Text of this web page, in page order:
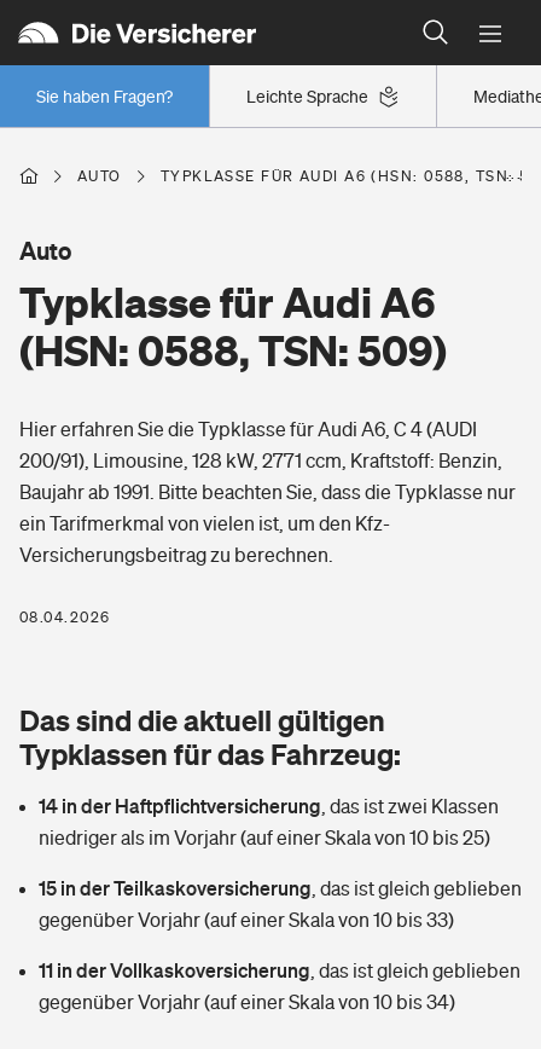
Leichte Sprache
Sie haben Fragen?
Wer versichert was: Jetzt Versicherer finden
Regionalklassen: So ist Ihre Region eingestuft
Wer versichert was: Jetzt Versicherer finden
Berufsunfähigkeitsversicherung
Erwerbsunfähigkeitsversicherung
Grundfähigkeitsversicherung
Arbeitsrechtsschutz
Berufshaftpflichtversicherung
Zur Übersicht
Tools
Wer versichert was: Jetzt Versicherer finden
Sie haben Fragen?
Wohnen
Glasversicherung
Mietkautionsversicherung
Restkreditversicherung
Zur Übersicht
Freizeit
Pri­vate Haft­pflicht­
Kinderunfall­ver­si­che­rung
Kinderinvalidität
Reiseversicherung
Pferdehalter-Haftpflicht
Gesundheit
Private Krankenversicherung
Dread-Disease-Versicherung
Tierkrankenversicherung
AUTO TYPKLASSE FÜR AUDI A6 (HSN: 0588, TSN:
Typklasse für Audi A6
(HSN: 0588, TSN: 509)
Auto
Hier erfahren Sie die Typklasse für Audi A6, C 4 (AUDI
200/91), Limousine, 128 kW, 2771 ccm, Kraftstoff: Benzin,
Baujahr ab 1991. Bitte beachten Sie, dass die Typklasse nur
ein Tarifmerkmal von vielen ist, um den Kfz-
Versicherungsbeitrag zu berechnen.
08.04.2026
Das sind die aktuell gültigen
Typklassen für das Fahrzeug:
14 in der Haftpflichtversicherung das ist zwei Klassen
niedriger als im Vorjahr (auf einer Skala von 10 bis 25)
15 in der Teilkaskoversicherung das ist gleich geblieben
gegenüber Vorjahr (auf einer Skala von 10 bis 33)
11 in der Vollkaskoversicherung das ist gleich geblieben
gegenüber Vorjahr (auf einer Skala von 10 bis 34)